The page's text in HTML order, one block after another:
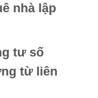
nhà lập
tư số
từ liên